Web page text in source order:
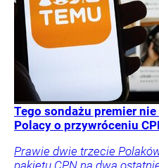
Tego sondażu premier
Polacy o przywróceniu
Prawie dwie trzecie
pakietu CPN na dwa